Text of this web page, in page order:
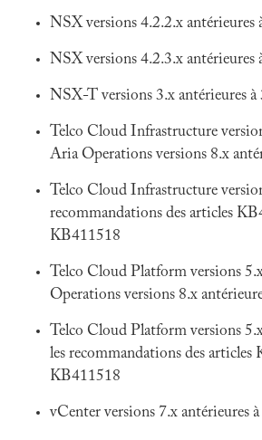
NSX versions 4.2.2.x antérieures
NSX versions 4.2.3.x antérieures
NSX-T versions 3.x antérieures à
Telco Cloud Infrastructure
Aria Operations versions 8.x
Telco Cloud Infrastructure
recommandations des articles
KB411518
Telco Cloud Platform versions
Operations versions 8.x
Telco Cloud Platform versions
les recommandations des articles
KB411518
vCenter versions 7.x antérieures